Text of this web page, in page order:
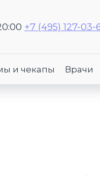
+7 (495) 127-03-
и чекапы Врачи